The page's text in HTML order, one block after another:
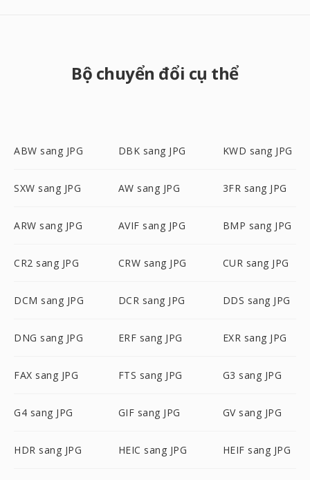
Bộ chuyển đổi cụ thể
ABW sang JPG DBK sang JPG KWD sang JPG
SXW sang JPG AW sang JPG 3FR sang JPG
ARW sang JPG AVIF sang JPG BMP sang JPG
CR2 sang JPG CRW sang JPG CUR sang JPG
DCM sang JPG DCR sang JPG DDS sang JPG
DNG sang JPG ERF sang JPG EXR sang JPG
FAX sang JPG FTS sang JPG G3 sang JPG
G4 sang JPG GIF sang JPG GV sang JPG
HDR sang JPG HEIC sang JPG HEIF sang JPG